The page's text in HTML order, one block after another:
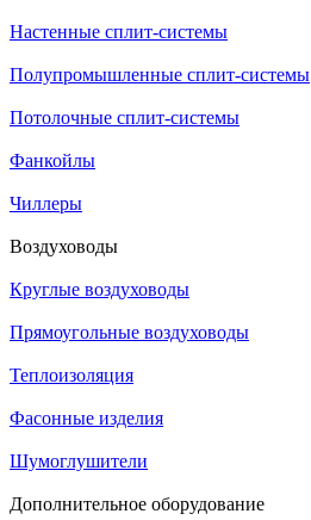
Настенные сплит-системы
Полупромышленные сплит-системы
Потолочные сплит-системы
Фанкойлы
Чиллеры
Воздуховоды
Круглые воздуховоды
Прямоугольные воздуховоды
Теплоизоляция
Фасонные изделия
Шумоглушители
Дополнительное оборудование